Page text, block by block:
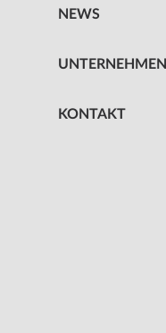
NEWS
UNTERNEHMEN
KONTAKT